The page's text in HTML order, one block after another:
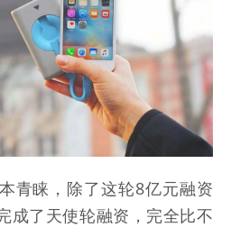
青睐，除了这轮8亿元融资
成了天使轮融资，完全比不